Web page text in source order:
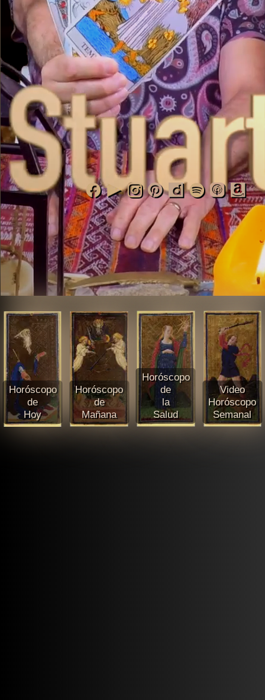
Horóscopo
de
Hoy
Horóscopo
de
Mañana
Horóscopo
de
la
Salud
Video
Horóscopo
Semanal